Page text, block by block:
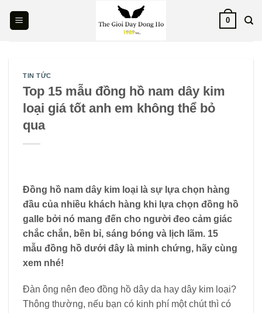
0
TIN TỨC
Top 15 mẫu đồng hồ nam dây kim
loại giá tốt anh em không thể bỏ
qua
Đồng hồ nam dây kim loại là sự lựa chọn hàng
đầu của nhiều khách hàng khi lựa chọn đồng hồ
galle bởi nó mang đến cho người đeo cảm giác
chắc chắn, bền bỉ, sáng bóng và lịch lãm. 15
mẫu đồng hồ dưới đây là minh chứng, hãy cùng
xem nhé!
Đàn ông nên đeo đồng hồ dây da hay dây kim loại?
Thông thường, nếu bạn có kinh phí một chút thì có